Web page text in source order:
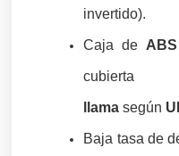
invertido).
Caja de
llama según
Baja tasa de